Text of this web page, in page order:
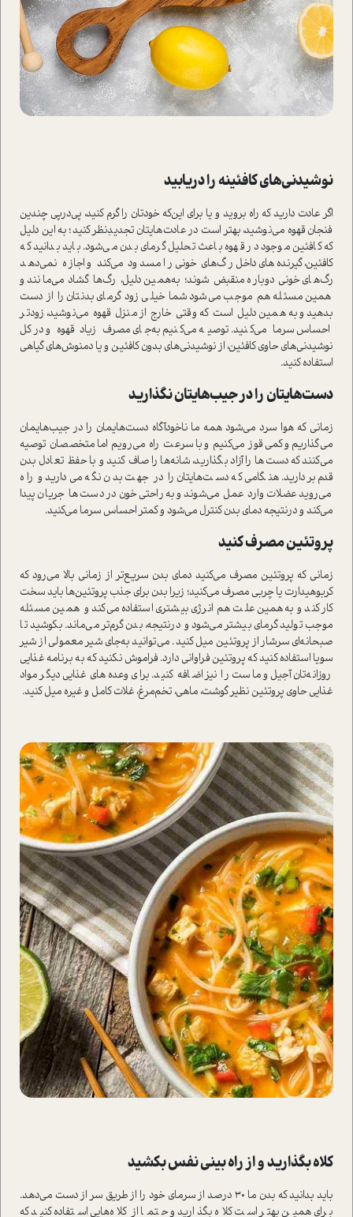
نوشیدنی‌های کافئینه را دریابید
اگر عادت دارید که راه بروید و یا برای این‌که خودتان را گرم کنید، پی‌درپی چندین
فنجان قهوه می‌نوشید، بهتر ا‌ست در عادت‌هایتان تجدیدِنظر کنید؛ به این دلیل
که کافئین موجود در قهوه باعث تحلیل گرمای بدن می‌شود. باید بدانید که
کافئین، گیرنده‌های داخل رگ‌های خونی را مسدود می‌کند و اجازه نمی‌دهد
رگ‌های خونی دوباره منقبض شوند؛ به‌همین دلیل، رگ‌ها گشاد می‌مانند و
همین مسئله هم موجب می‌شود شما خیلی زود گرمای بدنتان را از دست
بدهید و به‌همین دلیل ا‌ست که وقتی خارج از منزل قهوه می‌نوشید، زودتر
احساس سرما می‌کنید. توصیه می‌کنیم به‌جای مصرف زیاد قهوه و درکل
نوشیدنی‌های حاوی کافئین، از نوشیدنی‌های بدون کافئین و یا دمنوش‌های گیاهی
ا‌ستفاده کنید.
دست‌هایتان را در جیب‌هایتان نگذارید
زمانی ‌که هوا سرد می‌شود همه ما ناخودآگاه دست‌هایمان را در جیب‌هایمان
می‌گذاریم و کمی قوز می‌کنیم و با سرعت راه می‌رویم اما متخصصان توصیه
می‌کنند که دست‌ها را آزاد بگذارید، شانه‌ها را صاف کنید و با حفظ تعادل بدن
قدم بردارید. هنگامی ‌که دست‌هایتان را در جهت بدن نگه می‌دارید و راه
می‌روید عضلات وارد عمل می‌شوند و به‌راحتی خون در دست‌ها جریان پیدا
می‌کند و در‌نتیجه دمای بدن کنترل می‌شود و کمتر احساس سرما می‌کنید.
پروتئین مصرف کنید
زمانی ‌که پروتئین مصرف می‌کنید دمای بدن سریع‌تر از زمانی بالا می‌رود ‌که
کربوهیدارت یا چربی مصرف می‌کنید؛ زیرا بدن برای جذب پروتئین‌ها باید سخت
کار کند و به‌همین علت هم انرژی بیشتری ا‌ستفاده می‌کند و همین مسئله
موجب تولید گرمای بیشتر می‌شود و در‌نتیجه، بدن گرم‌تر می‌ماند. بکوشید تا
صبحانه‌ای سرشار از پروتئین میل کنید. می‌توانید به‌جای شیر معمولی از شیر
سویا ا‌ستفاده کنید که پروتئین فراوانی دارد. فراموش نکنید که به برنامه غذایی
روزانه‌تان آجیل و ما‌ست را نیز اضافه کنید. برای وعده‌های غذایی دیگر مواد
غذایی حاوی پروتئین نظیر گوشت، ماهی، تخم‌مرغ، غلات کامل و غیره میل کنید.
کلاه بگذارید و از راه بینی نفس بکشید
باید بدانید که بدن ما 30 درصد از سرمای خود را از طریق سر از دست می‌دهد.
برای همین بهتر ا‌ست کلاه بگذارید و حتما از کلاه‌هایی ا‌ستفاده کنید که